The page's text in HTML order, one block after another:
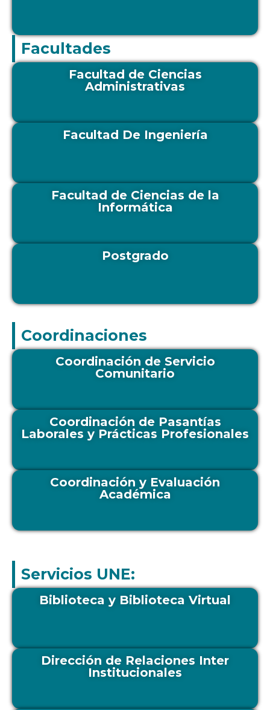
Facultades
Facultad de Ciencias
Administrativas
Facultad De Ingeniería
Facultad de Ciencias de la
Informática
Postgrado
Coordinaciones
Coordinación de Servicio
Comunitario
Coordinación de Pasantías
Laborales y Prácticas Profesionales
Coordinación y Evaluación
Académica
Servicios UNE:
Biblioteca y Biblioteca Virtual
Dirección de Relaciones Inter
Institucionales